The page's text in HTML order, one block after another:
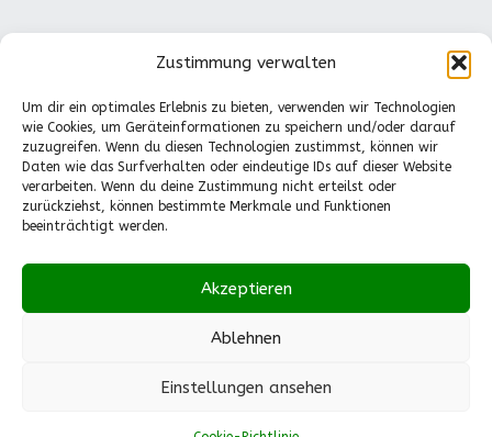
Zustimmung verwalten
Um dir ein optimales Erlebnis zu bieten, verwenden wir Technologien
wie Cookies, um Geräteinformationen zu speichern und/oder darauf
zuzugreifen. Wenn du diesen Technologien zustimmst, können wir
Daten wie das Surfverhalten oder eindeutige IDs auf dieser Website
verarbeiten. Wenn du deine Zustimmung nicht erteilst oder
zurückziehst, können bestimmte Merkmale und Funktionen
beeinträchtigt werden.
Akzeptieren
Ablehnen
Einstellungen ansehen
Waldkinder Ismaning e.V.
Dorfstraße 66
85737 Ismaning
Tel.: 089-41611244
(Mo.-Fr., 13-14.30 Uhr):
info@waldkinder-ismaning.de